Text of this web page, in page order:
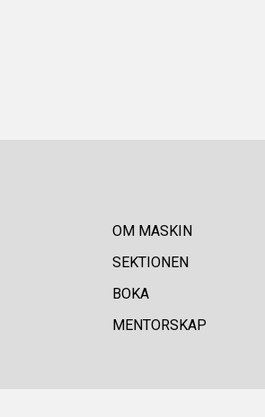
OM MASKIN
SEKTIONEN
BOKA
MENTORSKAP